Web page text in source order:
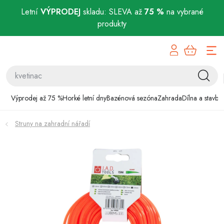
Letní VÝPRODEJskladu: SLEVA až 75 % na vybrané
produkty
Výprodej až 75 %Horké letní dnyBazénová sezónaZahradaDílna a stavba
Bazénová sezóna
Zahrada
Chovatelské potřeby
Struny na zahradní nářadí